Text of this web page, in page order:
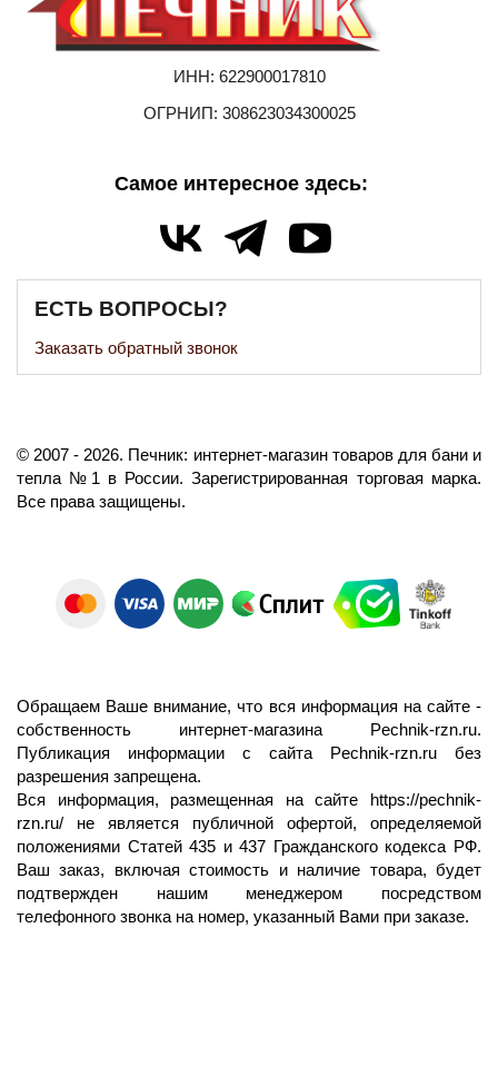
ИНН: 622900017810
ОГРНИП: 308623034300025
Самое интересное здесь:
ЕСТЬ ВОПРОСЫ?
Заказать обратный звонок
©️ 2007 - 2026. Печник: интернет-магазин товаров для бани и
тепла №1 в России. Зарегистрированная торговая марка.
Все права защищены.
Обращаем Ваше внимание, что вся информация на сайте -
собственность интернет-магазина Pechnik-rzn.ru.
Публикация информации с сайта Pechnik-rzn.ru без
разрешения запрещена.
Вся информация, размещенная на сайте https://pechnik-
rzn.ru/ не является публичной офертой, определяемой
положениями Статей 435 и 437 Гражданского кодекса РФ.
Ваш заказ, включая стоимость и наличие товара, будет
подтвержден нашим менеджером посредством
телефонного звонка на номер, указанный Вами при заказе.